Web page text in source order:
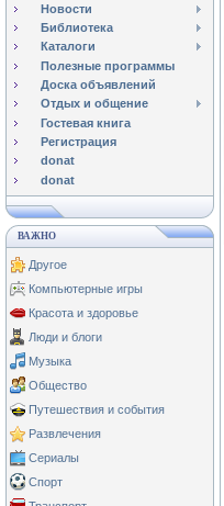
Новости
Библиотека
Каталоги
Полезные программы
Доска объявлений
Отдых и общение
Гостевая книга
Регистрация
donat
donat
ВАЖНО
Другое
Компьютерные игры
Красота и здоровье
Люди и блоги
Музыка
Общество
Путешествия и события
Развлечения
Сериалы
Спорт